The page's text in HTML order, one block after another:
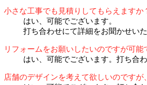
小さな工事でも見積りしてもらえますか
はい、可能でございます。
打ち合わせにて詳細をお聞かせい
リフォームをお願いしたいのですが可能
はい、可能でございます。打ち合
店舗のデザインを考えて欲しいのですが